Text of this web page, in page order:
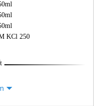
KCl 250